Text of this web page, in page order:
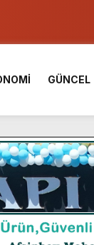
Yüksek
Hazırlık Kursu
Zorlu Etap
Ezgileriyle
Konvoyu,
Sahne Alacak.
GÜNCEL